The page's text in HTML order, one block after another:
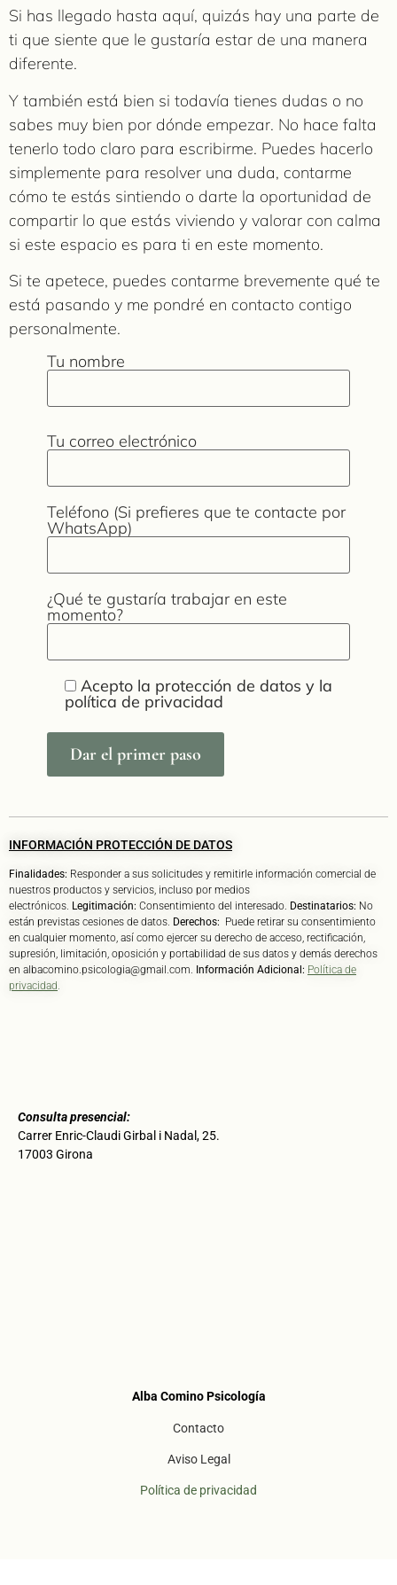
Si has llegado hasta aquí, quizás hay una parte de
ti que siente que le gustaría estar de una manera
diferente.
Y también está bien si todavía tienes dudas o no
sabes muy bien por dónde empezar. No hace falta
tenerlo todo claro para escribirme. Puedes hacerlo
simplemente para resolver una duda, contarme
cómo te estás sintiendo o darte la oportunidad de
compartir lo que estás viviendo y valorar con calma
si este espacio es para ti en este momento.
Si te apetece, puedes contarme brevemente qué te
está pasando y me pondré en contacto contigo
personalmente.
Tu nombre
Tu correo electrónico
Teléfono (Si prefieres que te contacte por
WhatsApp)
¿Qué te gustaría trabajar en este
momento?
Acepto la protección de datos y la
política de privacidad
INFORMACIÓN PROTECCIÓN DE DATOS
Finalidades: Responder a sus solicitudes y remitirle información comercial de
nuestros productos y servicios, incluso por medios
electrónicos. Legitimación: Consentimiento del interesado. Destinatarios: No
están previstas cesiones de datos. Derechos: Puede retirar su consentimiento
en cualquier momento, así como ejercer su derecho de acceso, rectificación,
supresión, limitación, oposición y portabilidad de sus datos y demás derechos
en albacomino.psicologia@gmail.com. Información Adicional: Política de
privacidad
Consulta presencial:
Carrer Enric-Claudi Girbal i Nadal, 25.
17003 Girona
Alba Comino Psicología
Contacto
Aviso Legal
Política de privacidad